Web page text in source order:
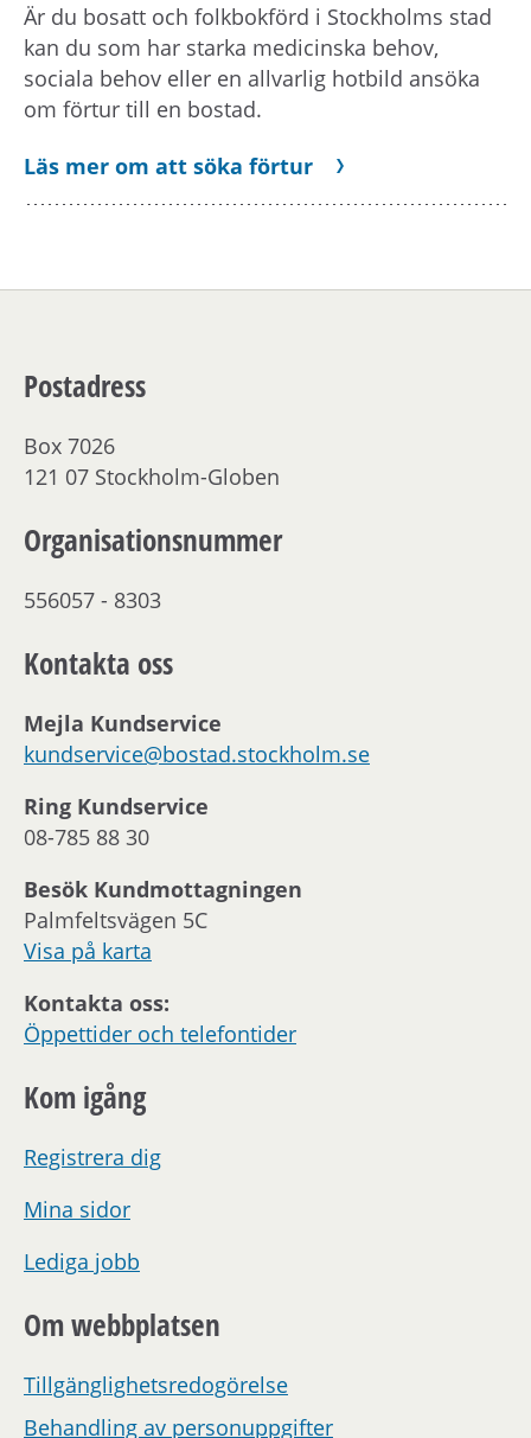
Är du bosatt och folkbokförd i Stockholms stad
kan du som har starka medicinska behov,
sociala behov eller en allvarlig hotbild ansöka
om förtur till en bostad.
Läs mer om att söka förtur
Postadress
Box 7026
121 07 Stockholm-Globen
Organisationsnummer
556057 - 8303
Kontakta oss
Mejla Kundservice
kundservice@bostad.stockholm.se
Ring Kundservice
08-785 88 30
Besök Kundmottagningen
Palmfeltsvägen 5C
Visa på karta
Kontakta oss:
Öppettider och telefontider
Kom igång
Registrera dig
Mina sidor
Lediga jobb
Om webbplatsen
Tillgänglighetsredogörelse
Behandling av personuppgifter